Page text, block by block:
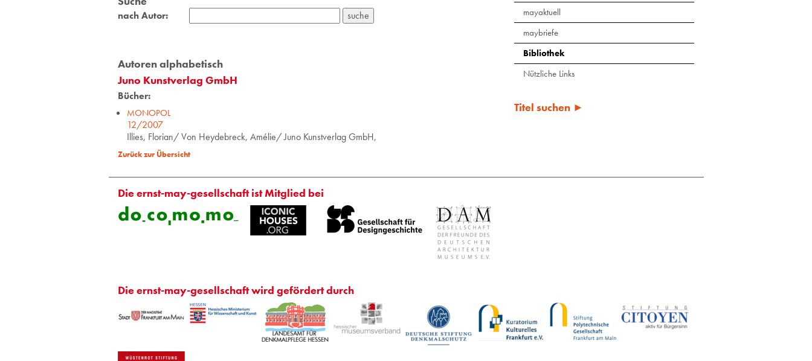
nach Autor:
Autoren alphabetisch
Juno Kunstverlag GmbH
Bücher:
MONOPOL
12/2007
Illies, Florian/ Von Heydebreck, Amélie/ Juno Kunstverlag GmbH,
Zurück zur Übersicht
mayaktuell
maybriefe
Bibliothek
Nützliche Links
Titel suchen ►
Die ernst-may-gesellschaft ist Mitglied bei
Die ernst-may-gesellschaft wird gefördert durch